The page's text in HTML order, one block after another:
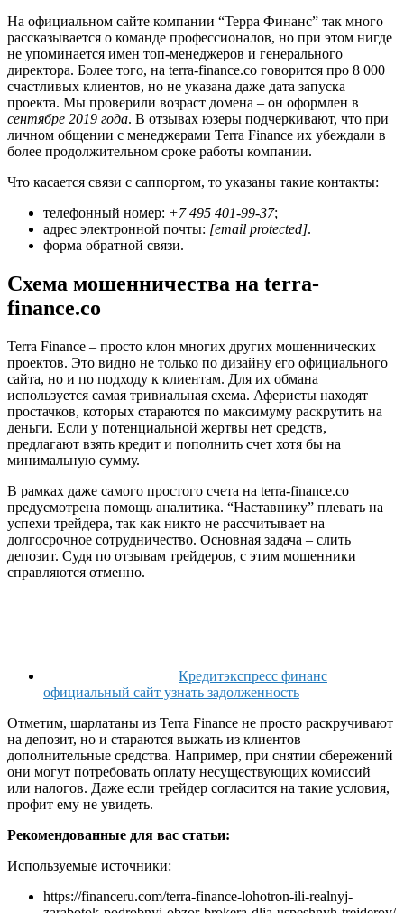
На официальном сайте компании “Терра Финанс” так много
рассказывается о команде профессионалов, но при этом нигде
не упоминается имен топ-менеджеров и генерального
директора. Более того, на terra-finance.co говорится про 8 000
счастливых клиентов, но не указана даже дата запуска
проекта. Мы проверили возраст домена – он оформлен в
сентябре 2019 года. В отзывах юзеры подчеркивают, что при
личном общении с менеджерами Terra Finance их убеждали в
более продолжительном сроке работы компании.
Что касается связи с саппортом, то указаны такие контакты:
телефонный номер: +7 495 401-99-37;
адрес электронной почты: [email protected].
форма обратной связи.
Схема мошенничества на terra-
finance.co
Terra Finance – просто клон многих других мошеннических
проектов. Это видно не только по дизайну его официального
сайта, но и по подходу к клиентам. Для их обмана
используется самая тривиальная схема. Аферисты находят
простачков, которых стараются по максимуму раскрутить на
деньги. Если у потенциальной жертвы нет средств,
предлагают взять кредит и пополнить счет хотя бы на
минимальную сумму.
В рамках даже самого простого счета на terra-finance.co
предусмотрена помощь аналитика. “Наставнику” плевать на
успехи трейдера, так как никто не рассчитывает на
долгосрочное сотрудничество. Основная задача – слить
депозит. Судя по отзывам трейдеров, с этим мошенники
справляются отменно.
Кредитэкспресс финанс
официальный сайт узнать задолженность
Отметим, шарлатаны из Terra Finance не просто раскручивают
на депозит, но и стараются выжать из клиентов
дополнительные средства. Например, при снятии сбережений
они могут потребовать оплату несуществующих комиссий
или налогов. Даже если трейдер согласится на такие условия,
профит ему не увидеть.
Рекомендованные для вас статьи:
Используемые источники:
https://financeru.com/terra-finance-lohotron-ili-realnyj-